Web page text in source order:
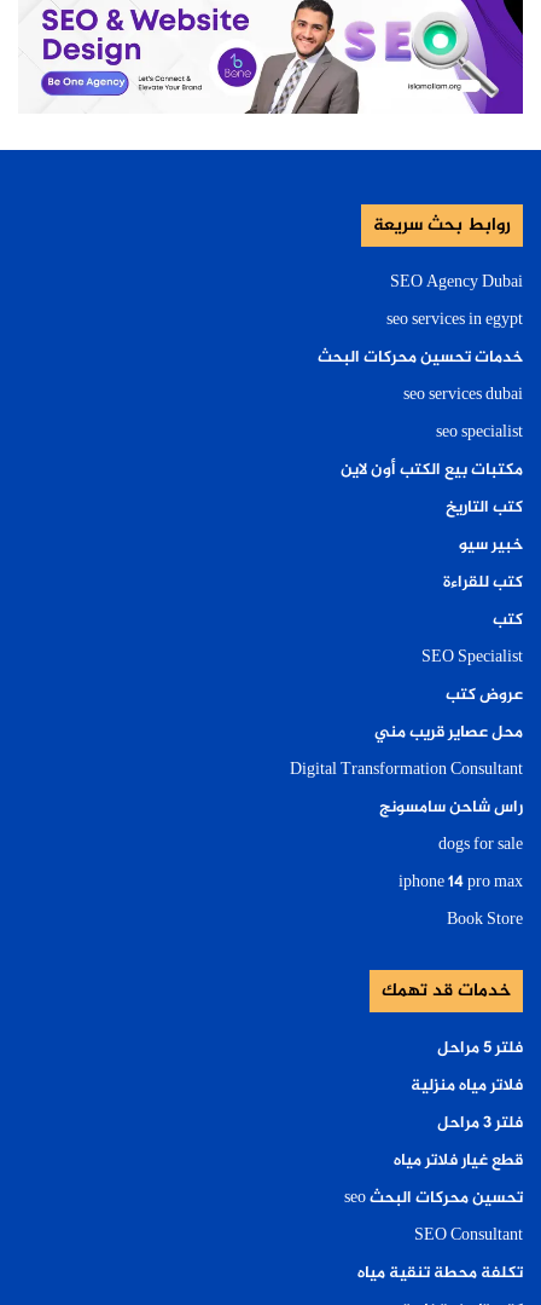
روابط بحث سريعة
SEO Agency Dubai
seo services in egypt
خدمات تحسين محركات البحث
seo services dubai
seo specialist
مكتبات بيع الكتب أون لاين
كتب التاريخ
خبير سيو
كتب للقراءة
كتب
SEO Specialist
عروض كتب
محل عصاير قريب مني
Digital Transformation Consultant
راس شاحن سامسونج
dogs for sale
iphone 14 pro max
Book Store
خدمات قد تهمك
فلتر ٥ مراحل
فلاتر مياه منزلية
فلتر ٣ مراحل
قطع غيار فلاتر مياه
تحسين محركات البحث seo
SEO Consultant
تكلفة محطة تنقية مياه